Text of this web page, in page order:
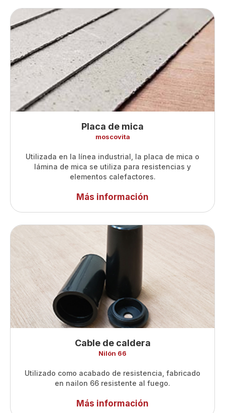
Placa de mica
moscovita
Utilizada en la línea industrial, la placa de mica o
lámina de mica se utiliza para resistencias y
elementos calefactores.
Más información
Cable de caldera
Nilón 66
Utilizado como acabado de resistencia, fabricado
en nailon 66 resistente al fuego.
Más información